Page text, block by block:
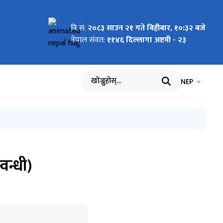
सूचना
सूचना
विक्री
विक्री
विक्री
मूल्य
सुझाव
लागि
वि.सं: २०८३ साउन २१ गते बिहीबार, १०:३२ बजे
नेपाल संवत: ११४६ दिल्लागा अष्टमी - २३
खोज्नुहोस् भाषा चयन
NEP